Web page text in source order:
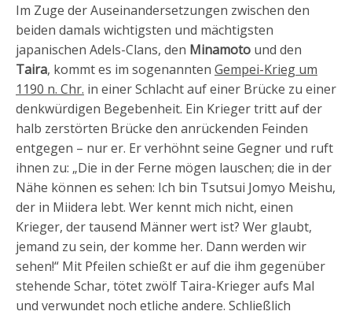
Im Zuge der Auseinandersetzungen zwischen den
beiden damals wichtigsten und mächtigsten
japanischen Adels-Clans, den Minamoto und den
Taira, kommt es im sogenannten Gempei-Krieg um
1190 n. Chr. in einer Schlacht auf einer Brücke zu einer
denkwürdigen Begebenheit. Ein Krieger tritt auf der
halb zerstörten Brücke den anrückenden Feinden
entgegen – nur er. Er verhöhnt seine Gegner und ruft
ihnen zu: „Die in der Ferne mögen lauschen; die in der
Nähe können es sehen: Ich bin Tsutsui Jomyo Meishu,
der in Miidera lebt. Wer kennt mich nicht, einen
Krieger, der tausend Männer wert ist? Wer glaubt,
jemand zu sein, der komme her. Dann werden wir
sehen!“ Mit Pfeilen schießt er auf die ihm gegenüber
stehende Schar, tötet zwölf Taira-Krieger aufs Mal
und verwundet noch etliche andere. Schließlich